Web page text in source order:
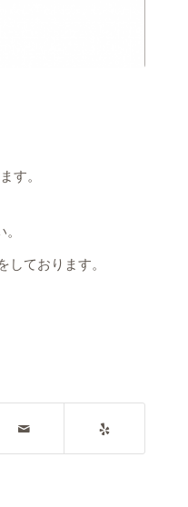
す。
ております。